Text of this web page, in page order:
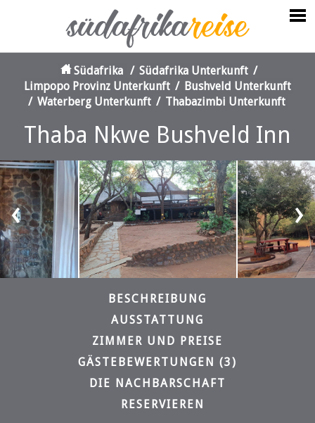
Südafrika / Südafrika Unterkunft /
Limpopo Provinz Unterkunft / Bushveld Unterkunft
/ Waterberg Unterkunft / Thabazimbi Unterkunft
Thaba Nkwe Bushveld Inn
‹ ›
BESCHREIBUNG
AUSSTATTUNG
ZIMMER UND PREISE
GÄSTEBEWERTUNGEN (3)
DIE NACHBARSCHAFT
RESERVIEREN